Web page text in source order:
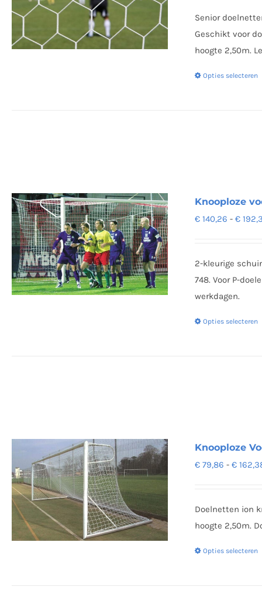
Senior
Geschikt voor
hoogte 2,50m.
Opties selecteren
Knooploze
€ 140,26 - €
2-kleurige
748. Voor P-
werkdagen.
Opties selecteren
Knooploze
€ 79,86 - €
Doelnetten ion
hoogte 2,50m.
Opties selecteren